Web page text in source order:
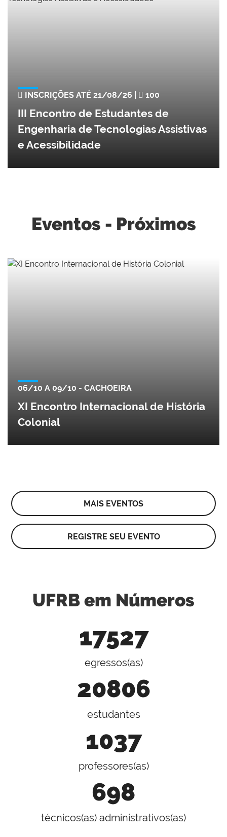
INSCRIÇÕES ATÉ 21/08/26 | 100
III Encontro de Estudantes de
Engenharia de Tecnologias Assistivas
e Acessibilidade
Eventos - Próximos
06/10 A 09/10 - CACHOEIRA
XI Encontro Internacional de História
Colonial
MAIS EVENTOS
REGISTRE SEU EVENTO
UFRB em Números
17527
egressos(as)
20806
estudantes
1037
professores(as)
698
técnicos(as) administrativos(as)